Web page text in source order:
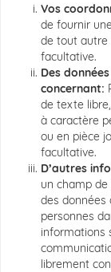
Vos
de fournir
de tout autre
facultative.
Des
concernant:
de texte
à caractère
ou en pièce
facultative.
D’autres
un champ
des données
personnes
informations
librement